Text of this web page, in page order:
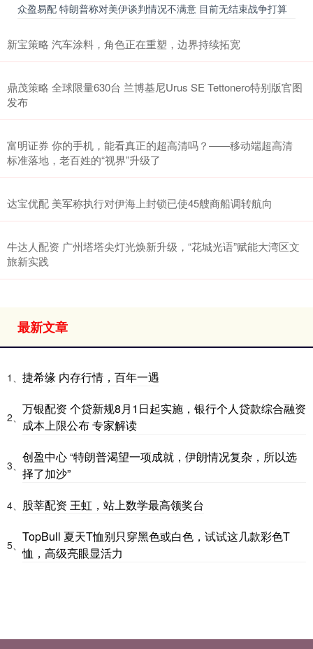
众盈易配 特朗普称对美伊谈判情况不满意 目前无结束战争打算
新宝策略 汽车涂料，角色正在重塑，边界持续拓宽
鼎茂策略 全球限量630台 兰博基尼Urus SE Tettonero特别版官图
发布
富明证券 你的手机，能看真正的超高清吗？——移动端超高清
标准落地，老百姓的“视界”升级了
达宝优配 美军称执行对伊海上封锁已使45艘商船调转航向
牛达人配资 广州塔塔尖灯光焕新升级，“花城光语”赋能大湾区文
旅新实践
最新文章
1、 捷希缘 内存行情，百年一遇
2、
万银配资 个贷新规8月1日起实施，银行个人贷款综合融资
成本上限公布 专家解读
3、
创盈中心 “特朗普渴望一项成就，伊朗情况复杂，所以选
择了加沙”
4、 股莘配资 王虹，站上数学最高领奖台
5、
TopBull 夏天T恤别只穿黑色或白色，试试这几款彩色T
恤，高级亮眼显活力